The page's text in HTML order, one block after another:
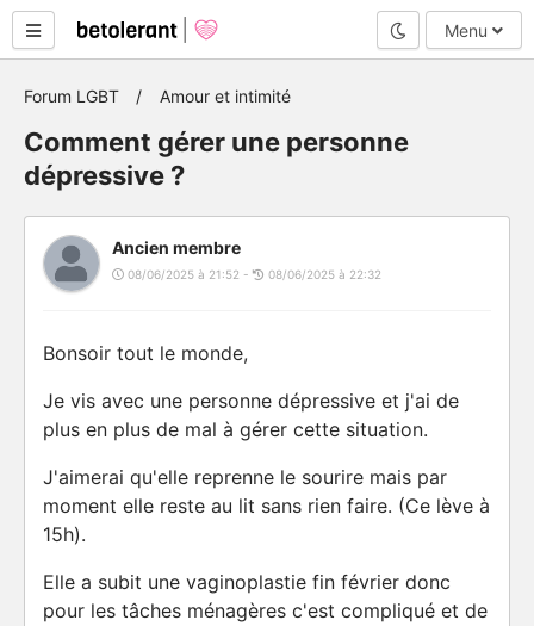
Mode nuit
Menu
Forum LGBT Amour et intimité
Comment gérer une personne
dépressive ?
Ancien membre
08/06/2025 à 21:52 - 08/06/2025 à 22:32
Bonsoir tout le monde,
Je vis avec une personne dépressive et j'ai de
plus en plus de mal à gérer cette situation.
J'aimerai qu'elle reprenne le sourire mais par
moment elle reste au lit sans rien faire. (Ce lève à
15h).
Elle a subit une vaginoplastie fin février donc
pour les tâches ménagères c'est compliqué et de